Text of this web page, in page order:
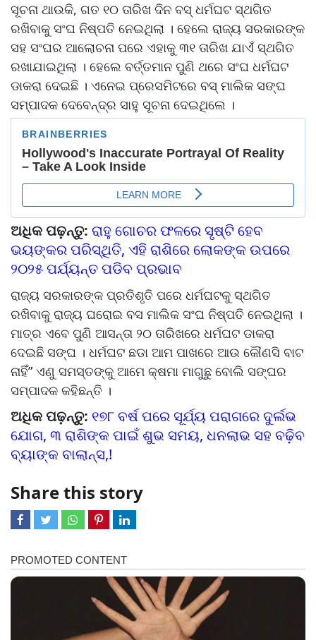
ସୂଚନା ଥାଉକି, ଗତ ୧୦ ତାରିଖ ଦିନ ବସ୍ ଧର୍ମଘଟ ସ୍ଥଗିତ
ରଖିବାକୁ ସଂଘ ନିଷ୍ପତି ନେଇଥିଲା । ହେଲେ ରାଜ୍ୟ ସରକାରଙ୍କ
ସହ ସଂଘର ଆଲୋଚନା ପରେ ଏହାକୁ ୩୧ ତାରିଖ ଯାଏଁ ସ୍ଥଗିତ
ରଖାଯାଇଥିଲା । ହେଲେ ବର୍ତ୍ତମାନ ପୁଣି ଥରେ ସଂଘ ଧର୍ମଘଟ
ଡାକରା ଦେଇଛି । ଏନେଇ ପ୍ରେସମିଟରେ ବସ୍ ମାଲିକ ସଙ୍ଘ
ସମ୍ପାଦକ ଦେବେନ୍ଦ୍ର ସାହୁ ସୂଚନା ଦେଇଥିଲେ ।
ଅଧିକ ପଢ଼ନ୍ତୁ: ରାହୁ ଗୋଚର ଫଳରେ ସୃଷ୍ଟି ହେବ
ଭୟଙ୍କର ପରିସ୍ଥିତି, ଏହି ରାଶିରେ ଲୋକଙ୍କ ଉପରେ
୨୦୨୫ ପର୍ଯ୍ୟନ୍ତ ପଡିବ ପ୍ରଭାବ
ରାଜ୍ୟ ସରକାରଙ୍କ ପ୍ରତିଶୃତି ପରେ ଧର୍ମଘଟକୁ ସ୍ଥଗିତ
ରଖିବାକୁ ରାଜ୍ୟ ଘରୋଇ ବସ ମାଲିକ ସଂଘ ନିଷ୍ପତି ନେଇଥିଲା ।
ମାତ୍ର ଏବେ ପୁଣି ଆସନ୍ତା ୨୦ ତାରିଖରେ ଧର୍ମଘଟ ଡାକରା
ଦେଇଛି ସଙ୍ଘ । ଧର୍ମଘଟ ଛଡା ଆମ ପାଖରେ ଆଉ କୌଣସି ବାଟ
ନାହିଁ” ଏଣୁ ସମସ୍ତଙ୍କୁ ଆମେ କ୍ଷମା ମାଗୁଛୁ ବୋଲି ସଙ୍ଘର
ସମ୍ପାଦକ କହିଛନ୍ତି ।
ଅଧିକ ପଢ଼ନ୍ତୁ: ୧୭୮ ବର୍ଷ ପରେ ସୂର୍ଯ୍ୟ ପରାଗରେ ଦୁର୍ଲଭ
ଯୋଗ, ୩ ରାଶିଙ୍କ ପାଇଁ ଶୁଭ ସମୟ, ଧନଲାଭ ସହ ବଢି଼ବ
ବ୍ୟାଙ୍କ ବାଲାନ୍ସ,!
Share this story